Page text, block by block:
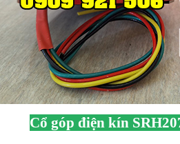
Cổ góp điện kín